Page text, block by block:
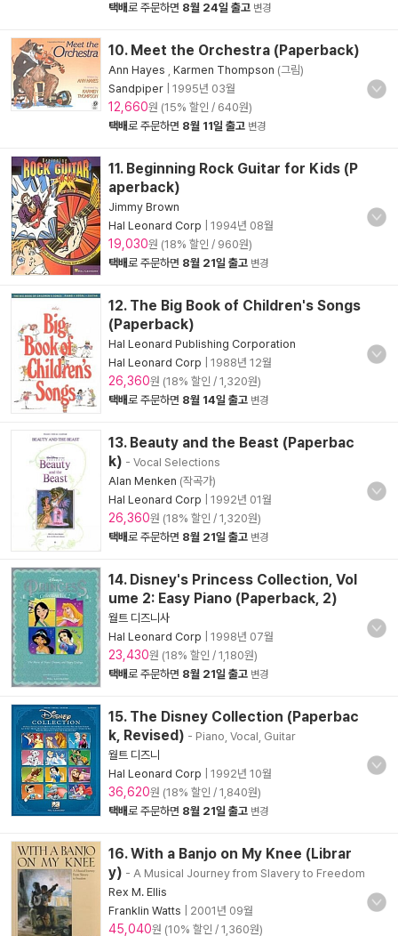
택배로 주문하면 8월 24일 출고 변경
10. Meet the Orchestra (Paperback)
Ann Hayes Karmen Thompson (그림)
Sandpiper
1995년 03월
12,660원 (15% 할인 / 640원)
택배로 주문하면 8월 11일 출고 변경
11. Beginning Rock Guitar for Kids (P
aperback)
Jimmy Brown
Hal Leonard Corp
1994년 08월
19,030원 (18% 할인 / 960원)
택배로 주문하면 8월 21일 출고 변경
12. The Big Book of Children's Songs
(Paperback)
Hal Leonard Publishing Corporation
Hal Leonard Corp
1988년 12월
26,360원 (18% 할인 / 1,320원)
택배로 주문하면 8월 14일 출고 변경
13. Beauty and the Beast (Paperbac
k) - Vocal Selections
Alan Menken (작곡가)
Hal Leonard Corp
1992년 01월
26,360원 (18% 할인 / 1,320원)
택배로 주문하면 8월 21일 출고 변경
14. Disney's Princess Collection, Vol
ume 2: Easy Piano (Paperback, 2)
월트 디즈니사
Hal Leonard Corp
1998년 07월
23,430원 (18% 할인 / 1,180원)
택배로 주문하면 8월 21일 출고 변경
15. The Disney Collection (Paperbac
k, Revised) - Piano, Vocal, Guitar
월트 디즈니
Hal Leonard Corp
1992년 10월
36,620원 (18% 할인 / 1,840원)
택배로 주문하면 8월 21일 출고 변경
16. With a Banjo on My Knee (Librar
y) - A Musical Journey from Slavery to Freedom
Rex M. Ellis
Franklin Watts
2001년 09월
45,040원 (10% 할인 / 1,360원)